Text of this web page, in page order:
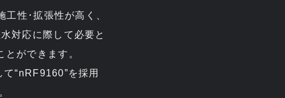
性･拡張性が高く、
対応に際して必要と
ができます。
“nRF9160”を採用